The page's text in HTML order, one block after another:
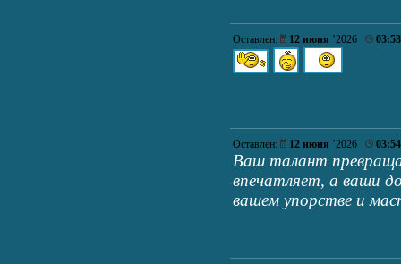
Оставлен: 12 июня ’2026 03:53
Оставлен: 12 июня ’2026 03:54
Ваш талант
впечатляет, а ваши
вашем упорстве и